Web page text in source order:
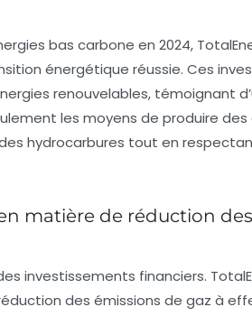
bas carbone en 2024,
énergétique réussie. Ces
renouvelables, témoignant
les moyens de produire des
hydrocarbures tout en
matière de réduction des
investissements financiers.
des émissions de gaz à